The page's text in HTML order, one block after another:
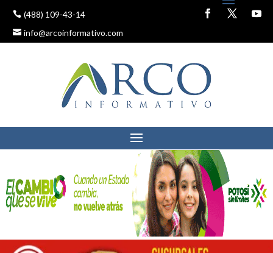
(488) 109-43-14
info@arcoinformativo.com